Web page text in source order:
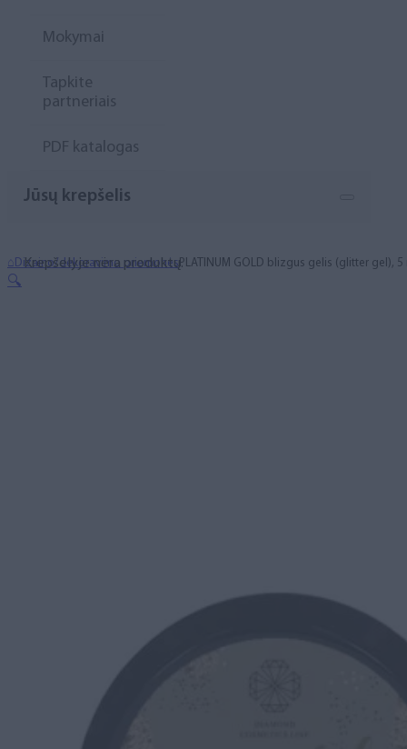
Mokymai
Tapkite
partneriais
PDF katalogas
Jūsų krepšelis
Krepšelyje nėra produktų.
⌂ Dizaino/dekoravimo priemonėsPLATINUM GOLD blizgus gelis (glitter gel), 5
🔍